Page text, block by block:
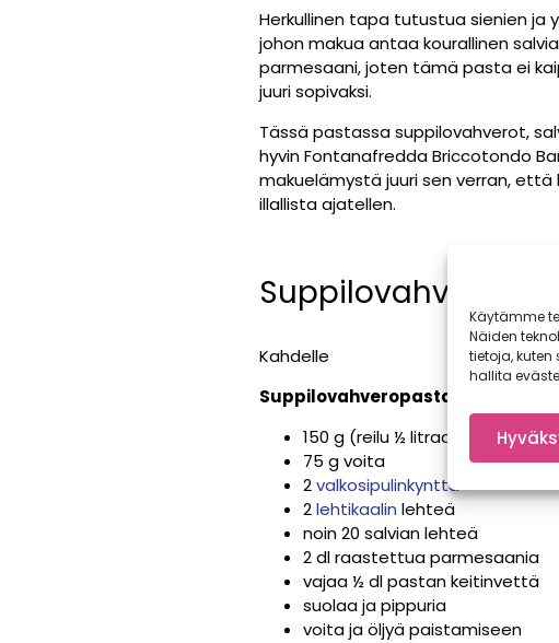
Käytämme
Näiden
tietoja,
hallita
Herkullinen tapa tutustua sienien
johon makua antaa kourallinen
parmesaani, joten tämä pasta ei
juuri sopivaksi.
Tässä pastassa suppilovahverot,
hyvin Fontanafredda Briccotondo
makuelämystä juuri sen verran,
illallista ajatellen.
Kahdelle
Suppilovahveropasta:
150 g (reilu ½ litraa)
75 g voita
2valkosipulinkynttä
2lehtikaalin lehteä
noin 20 salvian lehteä
2 dl raastettua parmesaania
vajaa ½ dl pastan keitinvettä
suolaa ja pippuria
voita ja öljyä paistamiseen